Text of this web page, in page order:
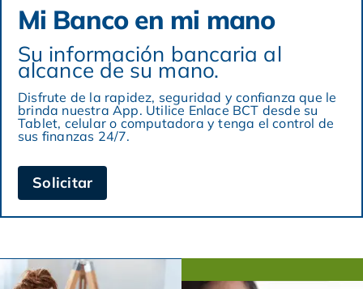
Mi Banco en mi mano
Su información bancaria al
alcance de su mano.
Disfrute de la rapidez, seguridad y confianza que le
brinda nuestra App. Utilice Enlace BCT desde su
Tablet, celular o computadora y tenga el control de
sus finanzas 24/7.
Solicitar